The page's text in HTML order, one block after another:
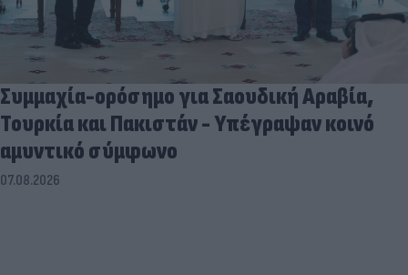
Συμμαχία-ορόσημο για Σαουδική Αραβία,
Τουρκία και Πακιστάν - Υπέγραψαν κοινό
αμυντικό σύμφωνο
07.08.2026